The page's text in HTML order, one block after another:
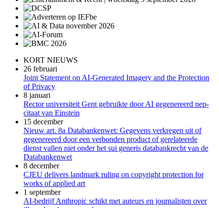
KORT NIEUWS
26 februari
Joint Statement on AI-Generated Imagery and the Protection
of Privacy
8 januari
Rector universiteit Gent gebruikte door AI gegenereerd nep-
citaat van Einstein
15 december
Nieuw art. 8a Databankenwet: Gegevens verkregen uit of
gegenereerd door een verbonden product of gerelateerde
dienst vallen niet onder het sui generis databankrecht van de
Databankenwet
8 december
CJEU delivers landmark ruling on copyright protection for
works of applied art
1 september
AI-bedrijf Anthropic schikt met auteurs en journalisten over